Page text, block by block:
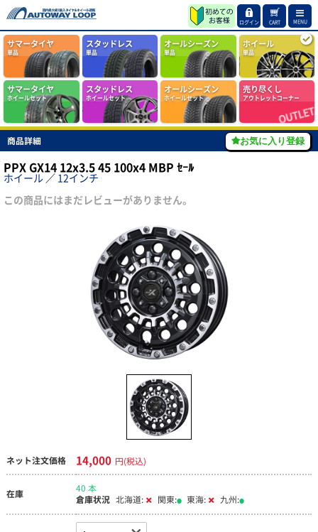
ログイン CART MENU
サマータイヤ
単品
スタッドレス
単品
オールシーズン
単品
ホイール
単品
サマータイヤ
ホイールセット
スタッドレス
ホイールセット
オールシーズン
ホイールセット
売り尽くし
アウトレットコーナー
商品詳細 お気に入り登録
PPX GX14 12x3.5 45 100x4 MBP ｾｰﾙ
ホイール ／ 12インチ
この商品にはまだレビューがありません。
ネット注文価格 14,000 円(税込)
在庫
40 本
倉庫状況 北海道: 関東: 東海: 九州: